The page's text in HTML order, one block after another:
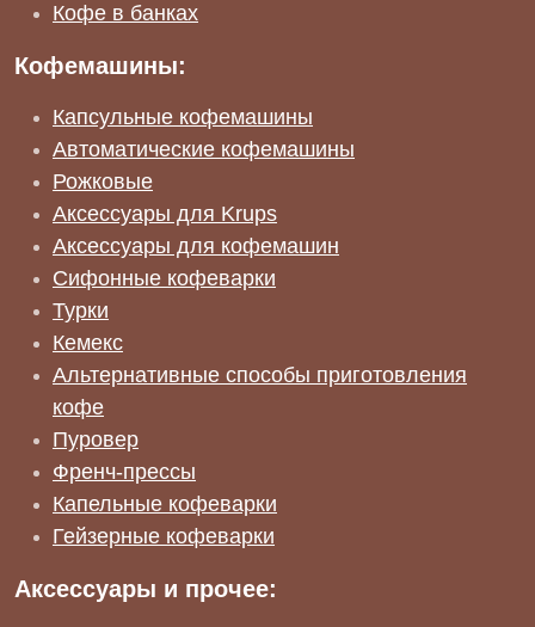
Кофе в банках
Кофемашины:
Капсульные кофемашины
Автоматические кофемашины
Рожковые
Аксессуары для Krups
Аксессуары для кофемашин
Сифонные кофеварки
Турки
Кемекс
Альтернативные способы приготовления
кофе
Пуровер
Френч-прессы
Капельные кофеварки
Гейзерные кофеварки
Аксессуары и прочее: